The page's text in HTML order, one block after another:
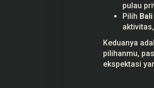
pulau
Pilih Bali
Keduanya
pilihanmu,
ekspektasi